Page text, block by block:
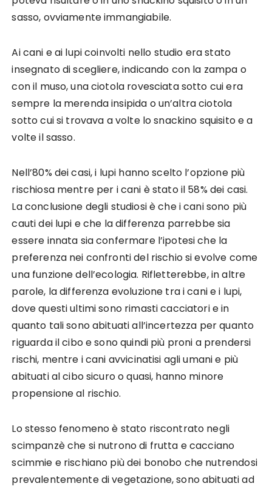
sasso, ovviamente immangiabile.
Ai cani e ai lupi coinvolti nello studio era stato
insegnato di scegliere, indicando con la zampa o
con il muso, una ciotola rovesciata sotto cui era
sempre la merenda insipida o un’altra ciotola
sotto cui si trovava a volte lo snackino squisito e a
volte il sasso.
Nell’80% dei casi, i lupi hanno scelto l’opzione più
rischiosa mentre per i cani è stato il 58% dei casi.
La conclusione degli studiosi è che i cani sono più
cauti dei lupi e che la differenza parrebbe sia
essere innata sia confermare l’ipotesi che la
preferenza nei confronti del rischio si evolve come
una funzione dell’ecologia. Rifletterebbe, in altre
parole, la differenza evoluzione tra i cani e i lupi,
dove questi ultimi sono rimasti cacciatori e in
quanto tali sono abituati all’incertezza per quanto
riguarda il cibo e sono quindi più proni a prendersi
rischi, mentre i cani avvicinatisi agli umani e più
abituati al cibo sicuro o quasi, hanno minore
propensione al rischio.
Lo stesso fenomeno è stato riscontrato negli
scimpanzè che si nutrono di frutta e cacciano
scimmie e rischiano più dei bonobo che nutrendosi
prevalentemente di vegetazione, sono abituati ad